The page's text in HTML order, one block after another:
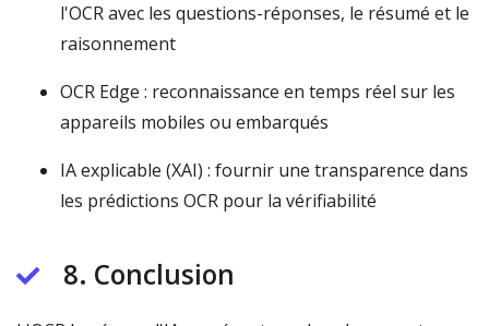
l'OCR avec les questions-réponses, le résumé et le
raisonnement
OCR Edge : reconnaissance en temps réel sur les
appareils mobiles ou embarqués
IA explicable (XAI) : fournir une transparence dans
les prédictions OCR pour la vérifiabilité
8. Conclusion